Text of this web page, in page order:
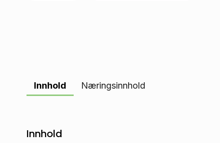
Innhold Næringsinnhold
Innhold